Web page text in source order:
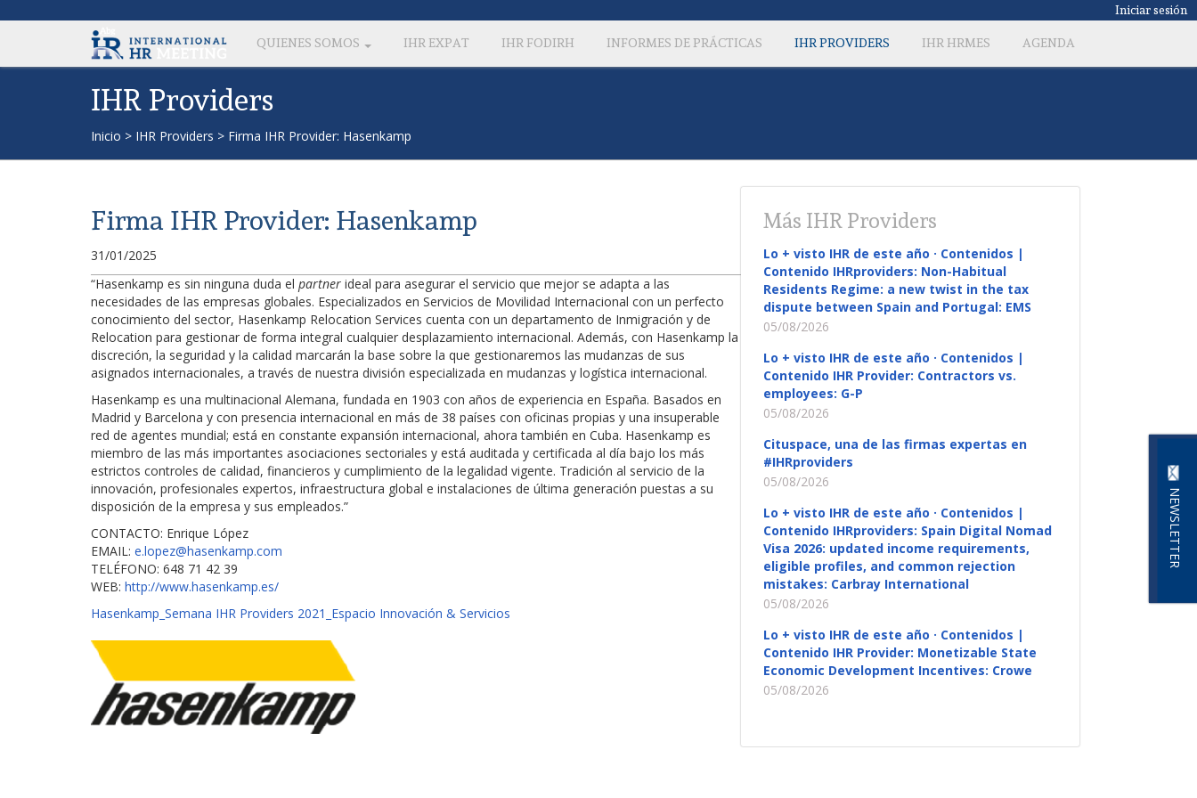
Iniciar sesión
QUIENES SOMOS IHR EXPAT IHR FODIRH INFORMES DE PRÁCTICAS IHR PROVIDERS IHR HRMES AGENDA
NEWSLETTER
IHR Providers
Inicio > IHR Providers > Firma IHR Provider: Hasenkamp
Firma IHR Provider: Hasenkamp
31/01/2025
“Hasenkamp es sin ninguna duda el partner ideal para asegurar el servicio que mejor se adapta a las
necesidades de las empresas globales. Especializados en Servicios de Movilidad Internacional con un perfecto
conocimiento del sector, Hasenkamp Relocation Services cuenta con un departamento de Inmigración y de
Relocation para gestionar de forma integral cualquier desplazamiento internacional. Además, con Hasenkamp la
discreción, la seguridad y la calidad marcarán la base sobre la que gestionaremos las mudanzas de sus
asignados internacionales, a través de nuestra división especializada en mudanzas y logística internacional.
Hasenkamp es una multinacional Alemana, fundada en 1903 con años de experiencia en España. Basados en
Madrid y Barcelona y con presencia internacional en más de 38 países con oficinas propias y una insuperable
red de agentes mundial; está en constante expansión internacional, ahora también en Cuba. Hasenkamp es
miembro de las más importantes asociaciones sectoriales y está auditada y certificada al día bajo los más
estrictos controles de calidad, financieros y cumplimiento de la legalidad vigente. Tradición al servicio de la
innovación, profesionales expertos, infraestructura global e instalaciones de última generación puestas a su
disposición de la empresa y sus empleados.”
CONTACTO: Enrique López
EMAIL: e.lopez@hasenkamp.com
TELÉFONO: 648 71 42 39
WEB: http://www.hasenkamp.es/
Hasenkamp_Semana IHR Providers 2021_Espacio Innovación & Servicios
Más IHR Providers
Lo + visto IHR de este año · Contenidos |
Contenido IHRproviders: Non-Habitual
Residents Regime: a new twist in the tax
dispute between Spain and Portugal: EMS
05/08/2026
Lo + visto IHR de este año · Contenidos |
Contenido IHR Provider: Contractors vs.
employees: G-P
05/08/2026
Cituspace, una de las firmas expertas en
#IHRproviders
05/08/2026
Lo + visto IHR de este año · Contenidos |
Contenido IHRproviders: Spain Digital Nomad
Visa 2026: updated income requirements,
eligible profiles, and common rejection
mistakes: Carbray International
05/08/2026
Lo + visto IHR de este año · Contenidos |
Contenido IHR Provider: Monetizable State
Economic Development Incentives: Crowe
05/08/2026